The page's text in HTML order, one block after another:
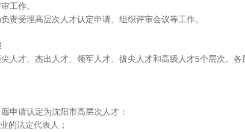
工作。
受理高层次人才认定申请、组织评审会议等工作。
才、杰出人才、领军人才、拔尖人才和高级人才5个层次。各
请认定为沈阳市高层次人才：
法定代表人；